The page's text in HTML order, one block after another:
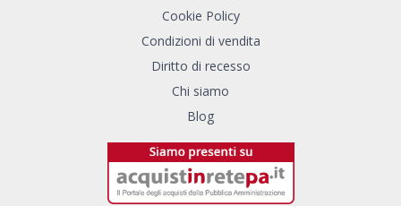
Cookie Policy
Condizioni di vendita
Diritto di recesso
Chi siamo
Blog